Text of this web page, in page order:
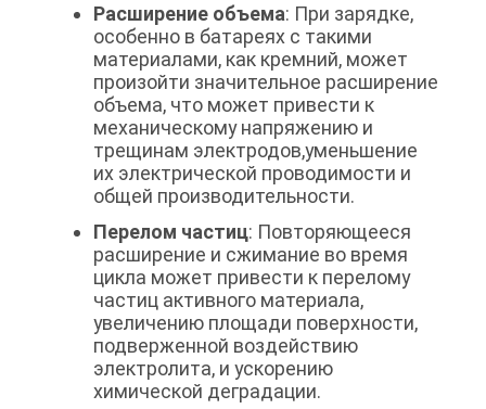
Расширение объема: При зарядке,
особенно в батареях с такими
материалами, как кремний, может
произойти значительное расширение
объема, что может привести к
механическому напряжению и
трещинам электродов,уменьшение
их электрической проводимости и
общей производительности.
Перелом частиц: Повторяющееся
расширение и сжимание во время
цикла может привести к перелому
частиц активного материала,
увеличению площади поверхности,
подверженной воздействию
электролита, и ускорению
химической деградации.